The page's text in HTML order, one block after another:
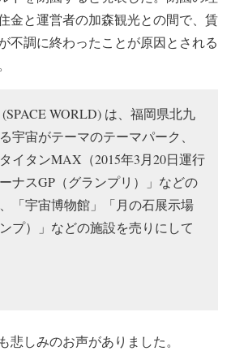
金と運営者の加森観光との間で、賃
不調に終わったことが原因とされる
WORLD) は、福岡県北九
宇宙がテーマのテーマパーク、
イタンMAX（2015年3月20日運行
ナスGP（グランプリ）」などの
「宇宙博物館」「月の石展示場
プ）」などの施設を売りにして
悲しみのお声がありました。